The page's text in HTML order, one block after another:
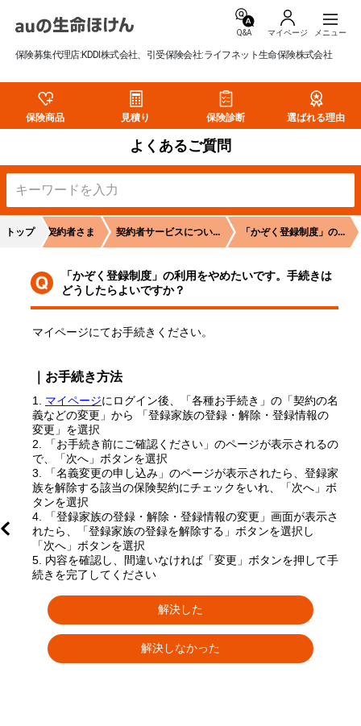
Q&A マイページ
保険募集代理店:KDDI株式会社、引受保険会社:ライフネット生命保険株式会社
保険商品 見積り 保険診断 選ばれる理由
よくあるご質問
トップ ご契約者さま 契約者サービスについ... 「かぞく登録制度」の...
「かぞく登録制度」の利用をやめたいです。手続きは
どうしたらよいですか？
マイページにてお手続きください。
｜お手続き方法
マイページにログイン後、「各種お手続き」の「契約の名
義などの変更」から 「登録家族の登録・解除・登録情報の
変更」を選択
「お手続き前にご確認ください」のページが表示されるの
で、「次へ」ボタンを選択
「名義変更の申し込み」のページが表示されたら、登録家
族を解除する該当の保険契約にチェックをいれ、「次へ」ボ
タンを選択
「登録家族の登録・解除・登録情報の変更」画面が表示さ
れたら、「登録家族の登録を解除する」ボタンを選択し
「次へ」ボタンを選択
内容を確認し、間違いなければ「変更」ボタンを押して手
続きを完了してください
解決した
解決しなかった